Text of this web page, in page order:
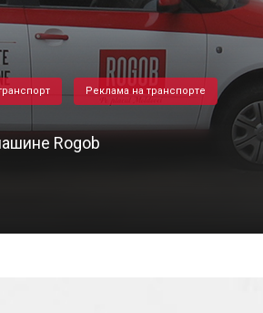
Реклама на транспорте
Rogob